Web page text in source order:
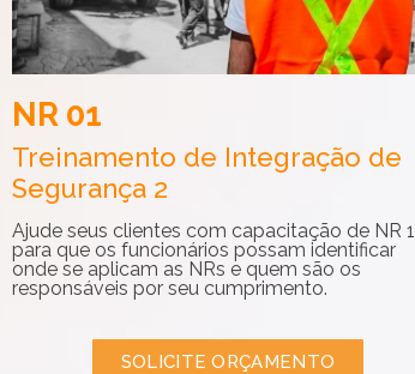
NR 01
Treinamento de Integração de
Segurança 2
Ajude seus clientes com capacitação de NR 1
para que os funcionários possam identificar
onde se aplicam as NRs e quem são os
responsáveis por seu cumprimento.
SOLICITE ORÇAMENTO